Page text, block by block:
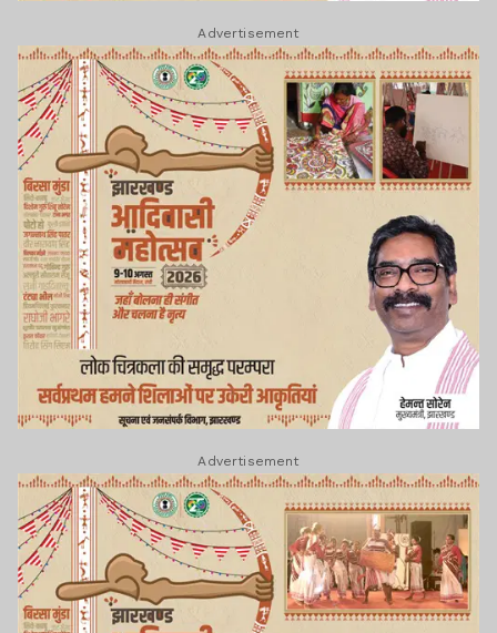
Advertisement
Advertisement